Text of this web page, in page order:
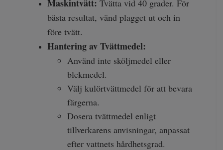
Maskintvätt: Tvätta vid 40 grader. För
bästa resultat, vänd plagget ut och in
före tvätt.
Hantering av Tvättmedel:
Använd inte sköljmedel eller
blekmedel.
Välj kulörtvättmedel för att bevara
färgerna.
Dosera tvättmedel enligt
tillverkarens anvisningar, anpassat
efter vattnets hårdhetsgrad.